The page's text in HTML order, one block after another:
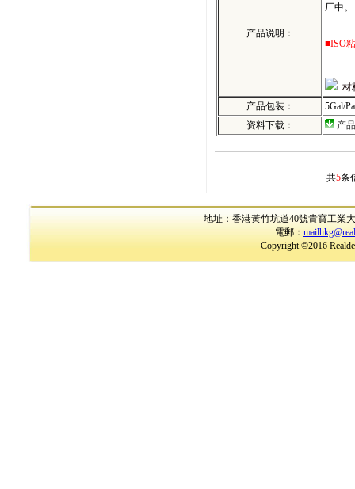
产品说明：
厂中。
■ISO
材
产品包装：
5Gal/
资料下载：
产
共5条
地址：香港黃竹坑道40號貴寶工業
電郵：
Copyright ©2016